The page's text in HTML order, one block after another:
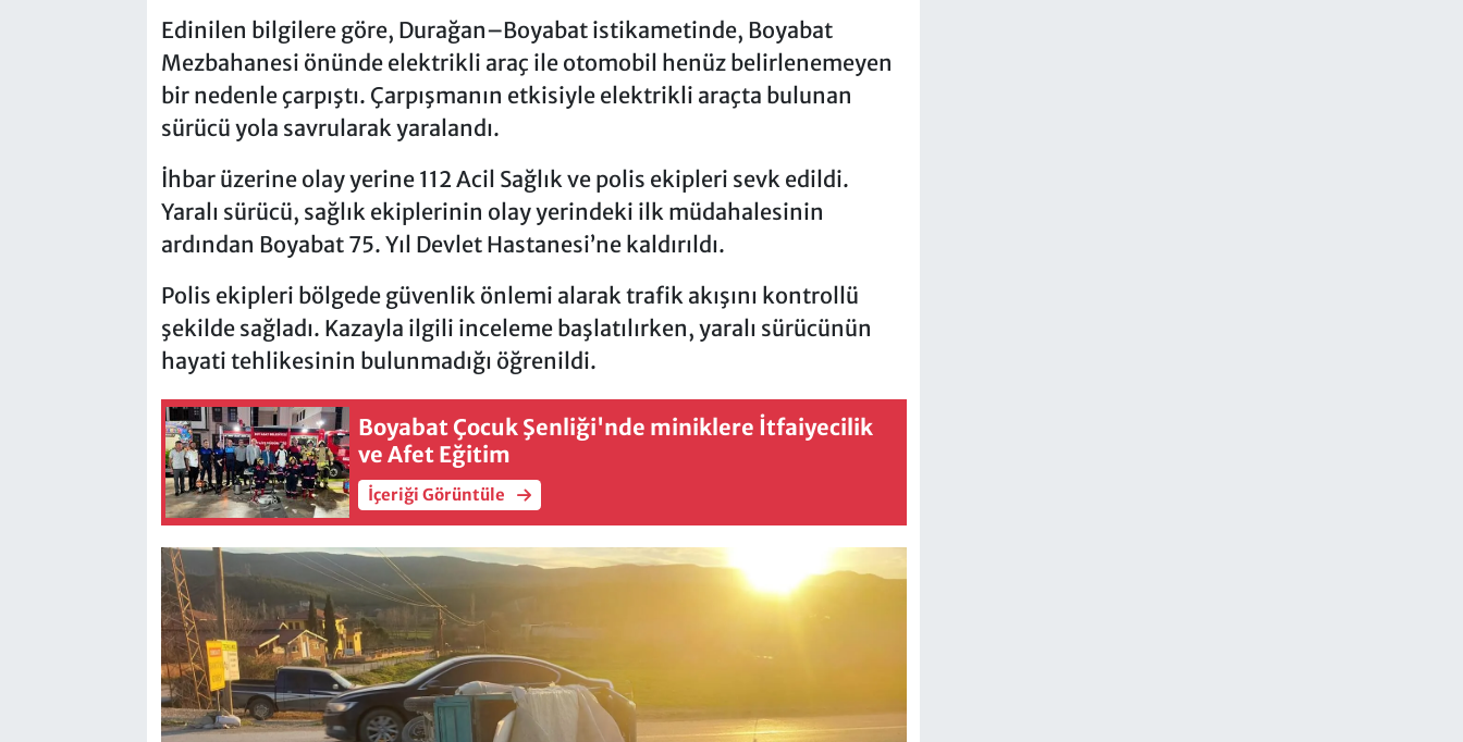
Edinilen bilgilere göre, Durağan–Boyabat istikametinde, Boyabat
Mezbahanesi önünde elektrikli araç ile otomobil henüz belirlenemeyen
bir nedenle çarpıştı. Çarpışmanın etkisiyle elektrikli araçta bulunan
sürücü yola savrularak yaralandı.
İhbar üzerine olay yerine 112 Acil Sağlık ve polis ekipleri sevk edildi.
Yaralı sürücü, sağlık ekiplerinin olay yerindeki ilk müdahalesinin
ardından Boyabat 75. Yıl Devlet Hastanesi’ne kaldırıldı.
Polis ekipleri bölgede güvenlik önlemi alarak trafik akışını kontrollü
şekilde sağladı. Kazayla ilgili inceleme başlatılırken, yaralı sürücünün
hayati tehlikesinin bulunmadığı öğrenildi.
Boyabat Çocuk Şenliği'nde miniklere İtfaiyecilik
ve Afet Eğitim
İçeriği Görüntüle